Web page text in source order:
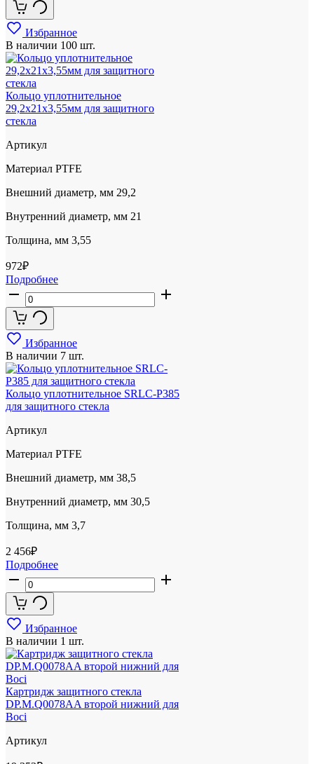
Избранное
В наличии 100 шт.
Кольцо уплотнительное
29,2x21x3,55мм для защитного
стекла
Артикул
Материал PTFE
Внешний диаметр, мм 29,2
Внутренний диаметр, мм 21
Толщина, мм 3,55
972₽
Подробнее
Избранное
В наличии 7 шт.
Кольцо уплотнительное SRLC-P385
для защитного стекла
Артикул
Материал PTFE
Внешний диаметр, мм 38,5
Внутренний диаметр, мм 30,5
Толщина, мм 3,7
2 456₽
Подробнее
Избранное
В наличии 1 шт.
Картридж защитного стекла
DP.M.Q0078AA второй нижний для
Boci
Артикул